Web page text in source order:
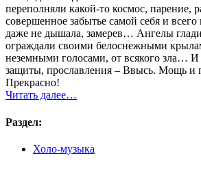
переполняли какой-то космос, парение,
совершенное забытье самой себя и
даже не дышала, замерев… Ангелы
ограждали своими белоснежными
неземными голосами, от всякого зла…
защиты, прославления – Ввысь. Мощь и
Прекрасно!
Читать далее…
Раздел:
Холо-музыка